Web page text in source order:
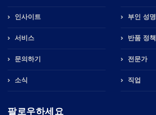
인사이트
서비스
문의하기
소식
부인 성명
반품 정책
전문가
직업
팔로우하세요